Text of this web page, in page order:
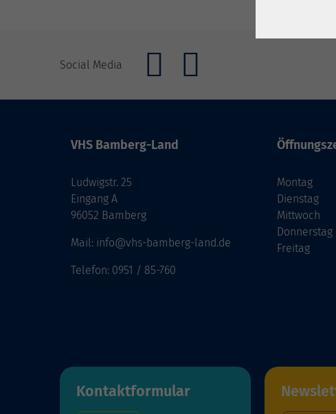
Social Media
VHS Bamberg-Land
Ludwigstr. 25
Eingang A
96052 Bamberg
Mail: info@vhs-bamberg-land.de
Telefon: 0951 / 85-760
Montag
Dienstag
Mittwoch
Donnerstag
Freitag
Kontaktformular